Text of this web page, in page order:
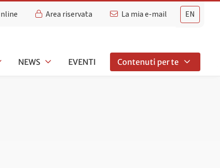
EN
Area riservata La mia e-mail
NEWS EVENTI Contenuti per te